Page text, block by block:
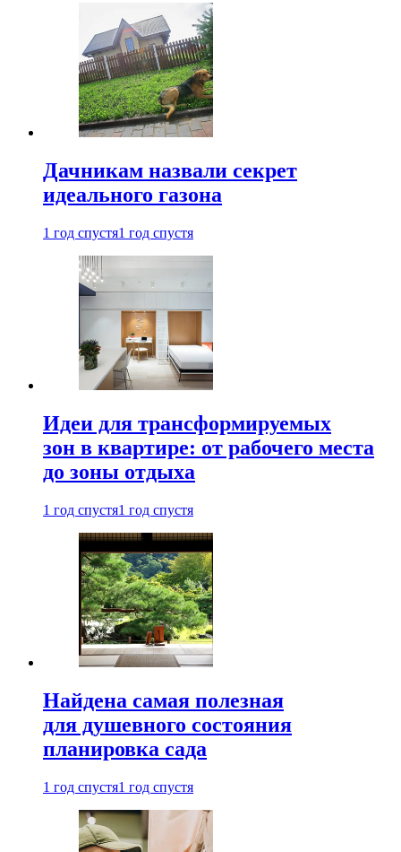
Дачникам назвали секрет
идеального газона
1 год спустя1 год спустя
Идеи для трансформируемых
зон в квартире: от рабочего места
до зоны отдыха
1 год спустя1 год спустя
Найдена самая полезная
для душевного состояния
планировка сада
1 год спустя1 год спустя